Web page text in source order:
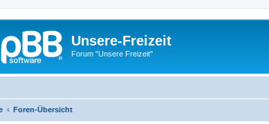
Unsere-Freizeit
Forum "Unsere Freizeit"
Foren-Übersicht